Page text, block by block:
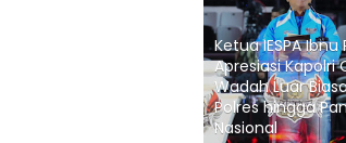
Ketua IESPA Ibnu
Apresiasi Kapolri
Wadah Luar
Polres hingga
Nasional